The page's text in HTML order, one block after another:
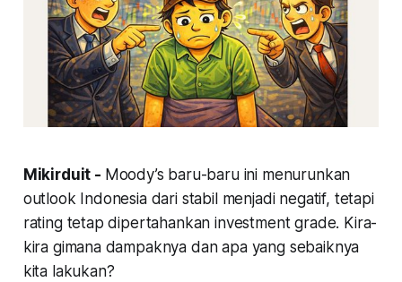
Mikirduit - Moody’s baru-baru ini menurunkan
outlook Indonesia dari stabil menjadi negatif, tetapi
rating tetap dipertahankan investment grade. Kira-
kira gimana dampaknya dan apa yang sebaiknya
kita lakukan?